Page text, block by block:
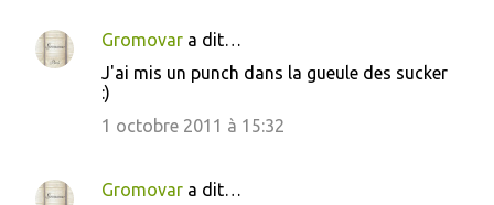
Gromovar a dit…
J'ai mis un punch dans la gueule des sucker
:)
1 octobre 2011 à 15:32
Gromovar a dit…